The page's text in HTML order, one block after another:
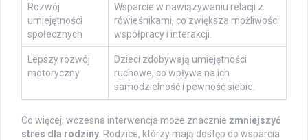
Rozwój
umiejętności
społecznych
Wsparcie w nawiązywaniu relacji z
rówieśnikami, co zwiększa możliwości
współpracy i interakcji.
Lepszy rozwój
motoryczny
Dzieci zdobywają umiejętności
ruchowe, co wpływa na ich
samodzielność i pewność siebie.
Co więcej, wczesna interwencja może znacznie zmniejszyć
stres dla rodziny . Rodzice, którzy mają dostęp do wsparcia